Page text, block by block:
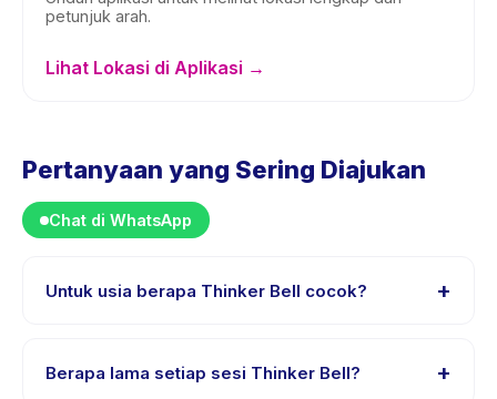
petunjuk arah.
Lihat Lokasi di Aplikasi →
Pertanyaan yang Sering Diajukan
Chat di WhatsApp
Untuk usia berapa Thinker Bell cocok? +
tahun. Instruktur menyesuaikan program untuk berbagai
tingkat kemampuan dalam rentang usia ini sehingga
Berapa lama setiap sesi Thinker Bell? +